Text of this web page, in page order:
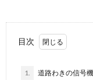
目次
1.
道路わきの信号